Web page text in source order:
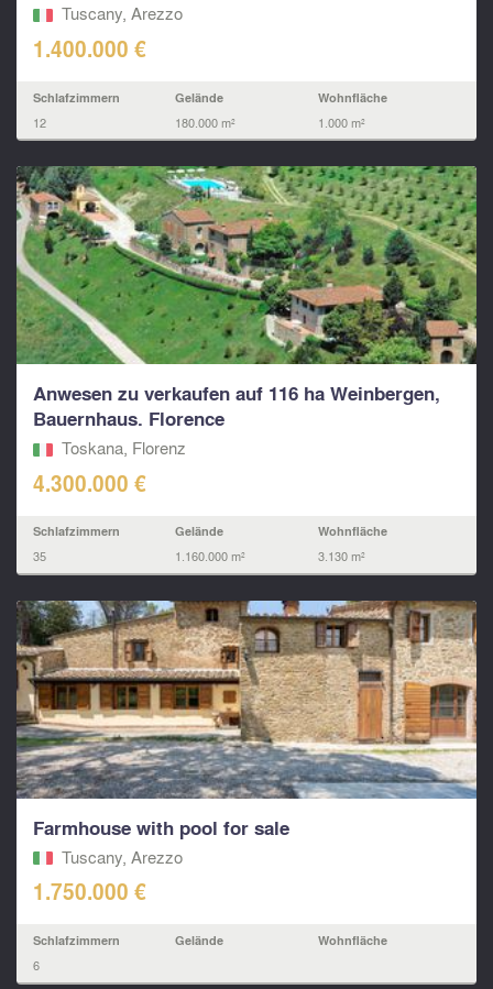
Tuscany, Arezzo
1.400.000 €
Schlafzimmern
12
Gelände
180.000 m²
Wohnfläche
1.000 m²
Anwesen zu verkaufen auf 116 ha Weinbergen,
Bauernhaus. Florence
Toskana, Florenz
4.300.000 €
Schlafzimmern
35
Gelände
1.160.000 m²
Wohnfläche
3.130 m²
Farmhouse with pool for sale
Tuscany, Arezzo
1.750.000 €
Schlafzimmern
6
Gelände Wohnfläche